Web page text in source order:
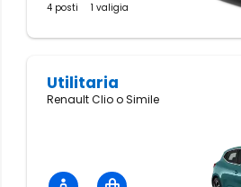
4 posti 1 valigia
Utilitaria
Renault Clio o Simile